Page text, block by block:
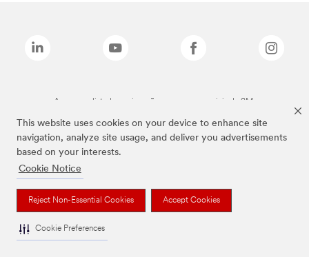
This website uses cookies on your device to enhance site
navigation, analyze site usage, and deliver you advertisements
based on your interests.
Cookie Notice
Reject Non-Essential Cookies Accept Cookies
Cookie Preferences
As marcas listadas a cima são marcas comerciais da 3M.